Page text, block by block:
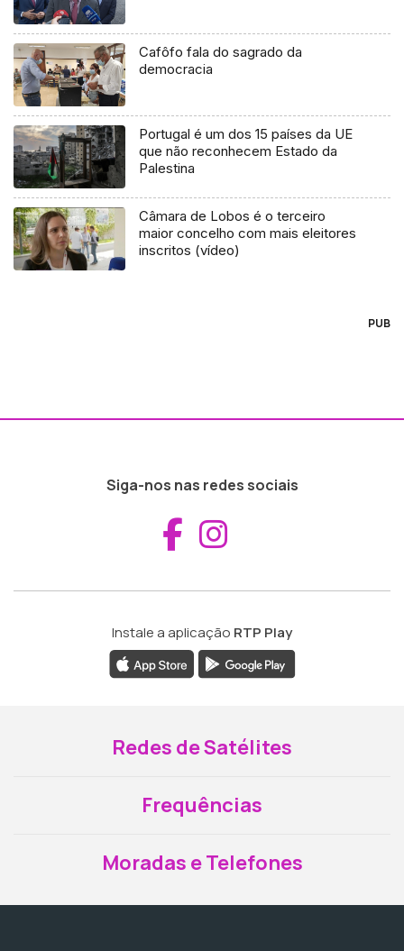
Cafôfo fala do sagrado da
democracia
Portugal é um dos 15 países da UE
que não reconhecem Estado da
Palestina
Câmara de Lobos é o terceiro
maior concelho com mais eleitores
inscritos (vídeo)
PUB
Siga-nos nas redes sociais
Aceder ao
Instale a aplicação RTP Play
Redes de Satélites
Frequências
Moradas e Telefones